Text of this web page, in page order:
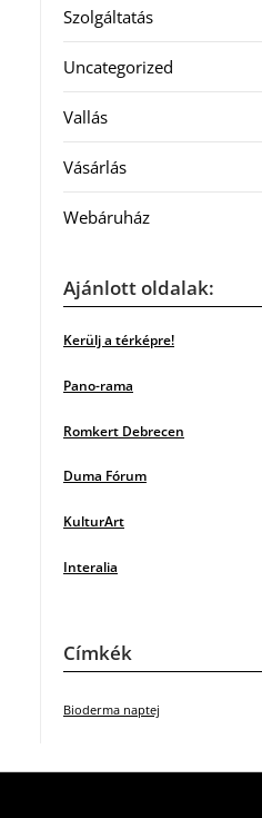
Szolgáltatás
Uncategorized
Vallás
Vásárlás
Webáruház
Ajánlott oldalak:
Kerülj a térképre!
Pano-rama
Romkert Debrecen
Duma Fórum
KulturArt
Interalia
Címkék
Bioderma naptej